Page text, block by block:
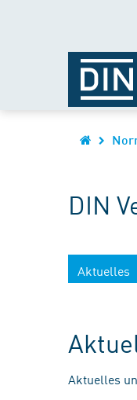
DIN
Aktuelles
Aktuelles